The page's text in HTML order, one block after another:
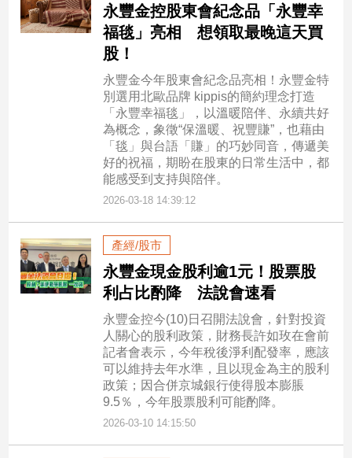
寵
物
作
媒
體
永豐金控股東會紀念品「永豐幸
福毯」亮相 想領取最晚這天買
股！
永豐金今年股東會紀念品亮相！永豐金特
別選用北歐品牌 kippis的簡約理念打造
「永豐幸福毯」，以溫暖陪伴、永續共好
為概念，象徵“保溫暖、祝豐賺”，也藉由
「毯」與台語「賺」的巧妙同音，傳遞美
好的祝福，期盼在股東的日常生活中，都
能感受到支持與陪伴。
2026-03-18 14:39:12
產經/股市
永豐金現金股利逾1元！股票股
利占比酌降 法說會速看
永豐金控今(10)日召開法說會，針對投資
人關心的股利政策，財務長許如玫在會前
記者會表示，今年稅後淨利配發率，應該
可以維持去年水準，且以現金為主的股利
政策；因合併京城銀行使得股本膨脹
9.5％，今年股票股利可能酌降。
2026-03-10 14:15:50